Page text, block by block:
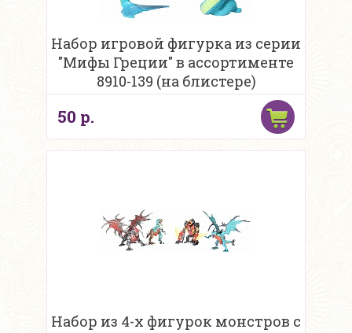
Набор игровой фигурка из серии
"Мифы Греции" в ассортименте
8910-139 (на блистере)
50 р.
Набор из 4-х фигурок монстров с